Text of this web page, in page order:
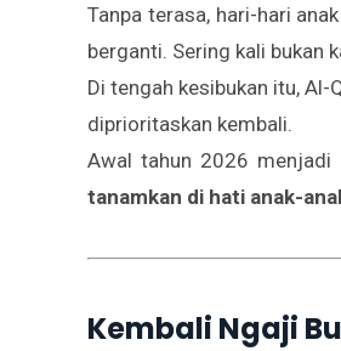
Tanpa terasa, hari-hari
berganti. Sering kali bukan
Di tengah kesibukan itu, Al-
diprioritaskan kembali.
Awal tahun 2026 menjadi
tanamkan di hati anak-
Kembali Ngaji